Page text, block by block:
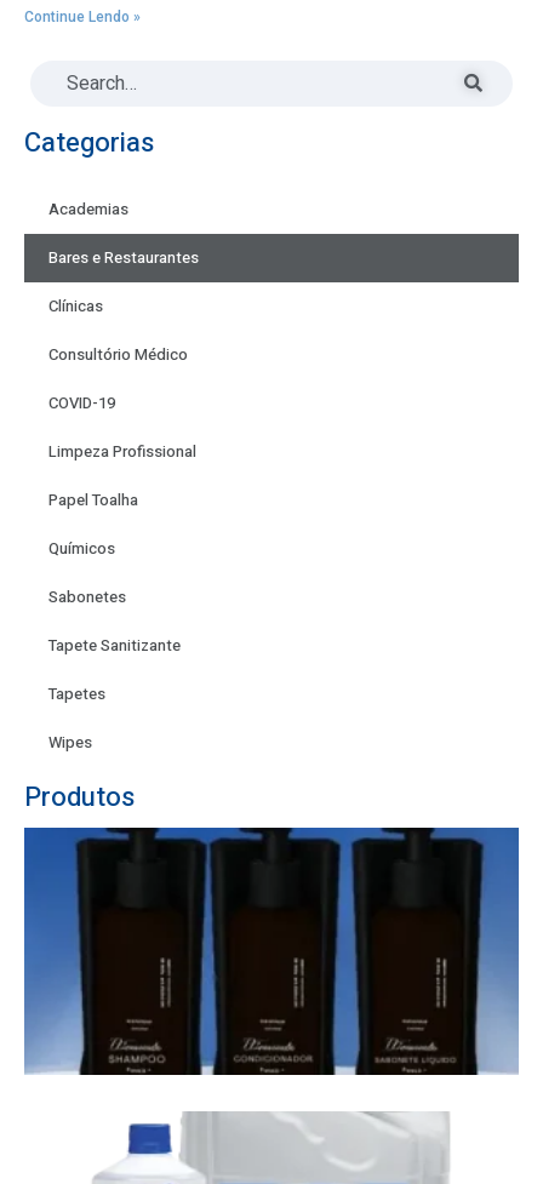
Continue Lendo »
Categorias
Academias
Bares e Restaurantes
Clínicas
Consultório Médico
COVID-19
Limpeza Profissional
Papel Toalha
Químicos
Sabonetes
Tapete Sanitizante
Tapetes
Wipes
Produtos